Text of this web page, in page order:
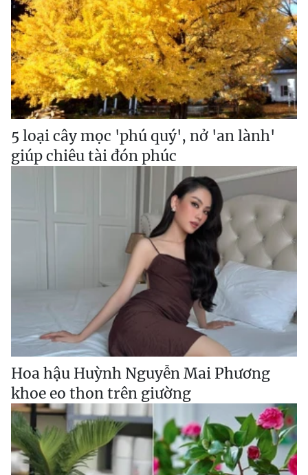
5 loại cây mọc 'phú quý', nở 'an lành'
giúp chiêu tài đón phúc
Hoa hậu Huỳnh Nguyễn Mai Phương
khoe eo thon trên giường